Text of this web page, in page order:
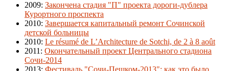
2009: Закончена стадия "П" проекта дороги-дублера
Курортного проспекта
2010: Завершается капитальный ремонт Сочинской
детской больницы
2010: Le résumé de L’Architecture de Sotchi, de 2 à 8 août
2011 : Окончательный проект Центрального стадиона
Сочи-2014